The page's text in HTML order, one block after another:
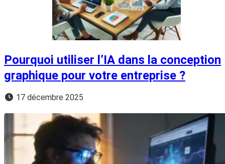
Pourquoi utiliser l’IA dans la conception
graphique pour votre entreprise ?
17 décembre 2025